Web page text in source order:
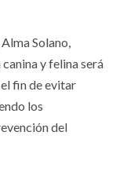
Solano,
y felina será
fin de evitar
los
del